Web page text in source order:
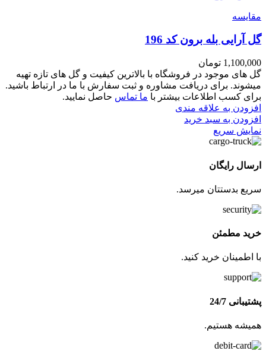
مقايسه
گل آرایی بله برون کد 196
1,100,000 تومان
گل های موجود در فروشگاه با بالاترین کیفیت و گل های تازه تهیه
میشوند. برای دریافت مشاوره و ثبت سفارش با ما در ارتباط باشید.
برای کسب اطلاعات بیشتر با ما تماس حاصل نمایید.
افزودن به علاقه مندی
افزودن به سبد خرید
نمایش سریع
ارسال رایگان
سریع بدستتان میرسد.
خرید مطمئن
با اطمینان خرید کنید.
پشتیبانی 24/7
همیشه هستیم.